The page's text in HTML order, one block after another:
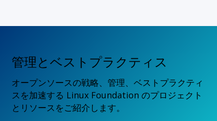
管理とベストプラクティス
オープンソースの戦略、管理、ベストプラクティ
スを加速する Linux Foundation のプロジェクト
とリソースをご紹介します。